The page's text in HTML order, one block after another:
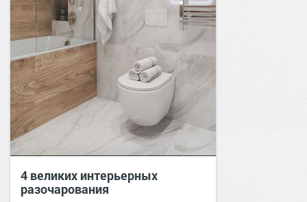
4 великих интерьерных
разочарования